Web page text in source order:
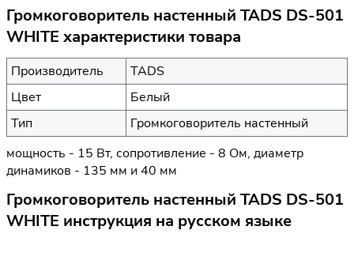
Громкоговоритель настенный TADS DS-501
WHITE характеристики товара
Производитель
TADS
Цвет
Белый
Тип
Громкоговоритель настенный
мощность - 15 Вт, сопротивление - 8 Ом, диаметр
динамиков - 135 мм и 40 мм
Громкоговоритель настенный TADS DS-501
WHITE инструкция на русском языке